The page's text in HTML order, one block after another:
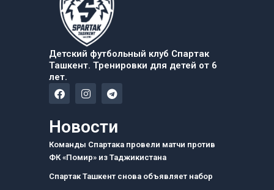
Детский футбольный клуб Спартак
Ташкент. Тренировки для детей от 6
лет.
F
a
e
b
o
k
I
n
a
g
r
a
m
T
e
g
a
m
Новости
Команды Спартака провели матчи против
ФК «Помир» из Таджикистана
Спартак Ташкент снова объявляет набор